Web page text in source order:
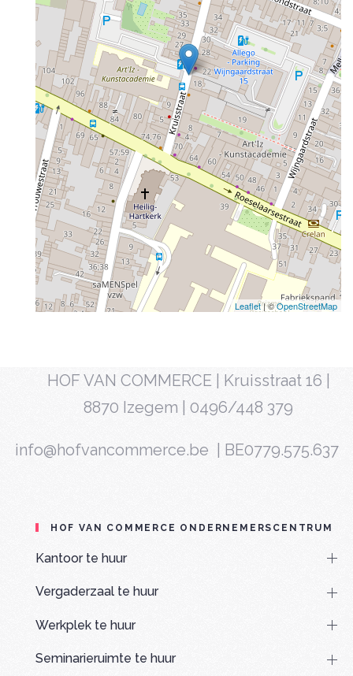
Leaflet| ©OpenStreetMap
HOF VAN COMMERCE | Kruisstraat 16 |
8870 Izegem | 0496/448 379
info@hofvancommerce.be | BE0779.575.637
HOF VAN COMMERCE ONDERNEMERSCENTRUM
Kantoor te huur
Vergaderzaal te huur
Werkplek te huur
Seminarieruimte te huur